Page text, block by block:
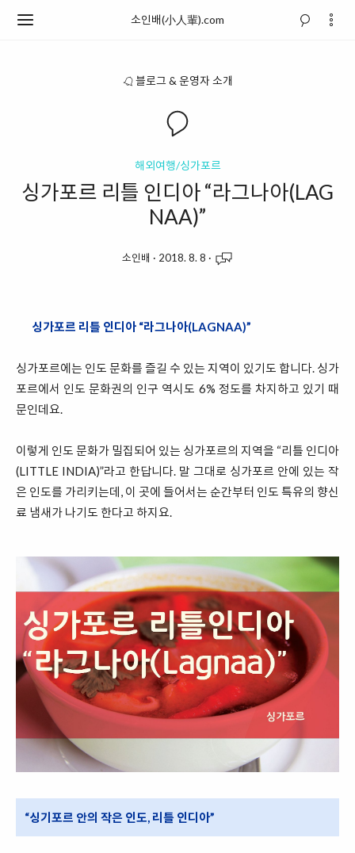
소인배(小人輩).com
블로그 & 운영자 소개
해외여행/싱가포르
싱가포르 리틀 인디아 “라그나아(LAG
NAA)”
소인배 · 2018. 8. 8 ·
싱가포르 리틀 인디아 “라그나아(LAGNAA)”
싱가포르에는 인도 문화를 즐길 수 있는 지역이 있기도 합니다. 싱가
포르에서 인도 문화권의 인구 역시도 6% 정도를 차지하고 있기 때
문인데요.
이렇게 인도 문화가 밀집되어 있는 싱가포르의 지역을 “리틀 인디아
(LITTLE INDIA)”라고 한답니다. 말 그대로 싱가포르 안에 있는 작
은 인도를 가리키는데, 이 곳에 들어서는 순간부터 인도 특유의 향신
료 냄새가 나기도 한다고 하지요.
“싱기포르 안의 작은 인도, 리틀 인디아”